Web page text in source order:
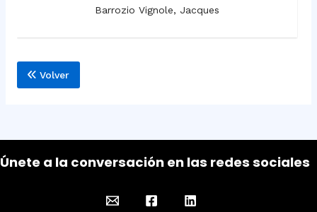
Barrozio Vignole, Jacques
Volver
Únete a la conversación en las redes sociales